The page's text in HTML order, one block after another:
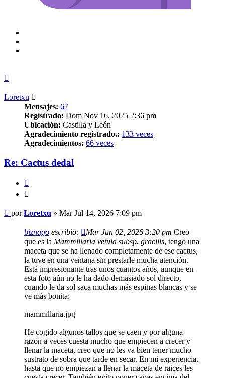
Loretxu
Mensajes: 67
Registrado: Dom Nov 16, 2025 2:36 pm
Ubicación: Castilla y León
Agradecimiento registrado.: 133 veces
Agradecimientos: 66 veces
Re: Cactus dedal
Mensaje
porLoretxu » Mar Jul 14, 2026 7:09 pm
biznago escribió: Mar Jun 02, 2026 3:20 pm Creo
que es la Mammillaria vetula subsp. gracilis, tengo una
maceta que se ha llenado completamente de ese cactus,
la tuve en una ventana sin prestarle mucha atención.
Está impresionante tras unos cuantos años, aunque en
esta foto aún no le ha dado demasiado sol directo,
cuando le da sol saca muchas más espinas blancas y se
ve más bonita:
mammillaria.jpg
He cogido algunos tallos que se caen y por alguna
razón a veces cuesta mucho que empiecen a crecer y
llenar la maceta, creo que no les va bien tener mucho
sustrato de sobra que tarde en secar. En mi experiencia,
hasta que no empiezan a llenar la maceta de raices les